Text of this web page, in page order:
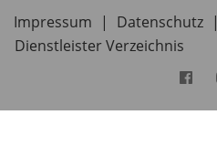
Impressum
| Datenschutz |
Dienstleister Verzeichnis